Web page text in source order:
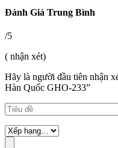
Đánh Giá Trung Bình
/5
( nhận xét)
Hãy là người đầu tiên nhận
Hàn Quốc GHO-233”